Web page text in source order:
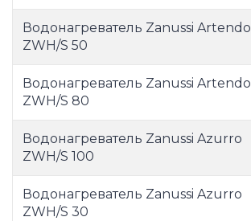
Водонагреватель Zanussi Artendo
ZWH/S 50
Водонагреватель Zanussi Artendo
ZWH/S 80
Водонагреватель Zanussi Azurro
ZWH/S 100
Водонагреватель Zanussi Azurro
ZWH/S 30